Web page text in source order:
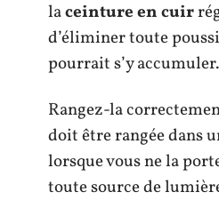
laceinture en cuir
d’éliminer toute
pourrait s’y accumuler.
Rangez-la
doit être rangée dans
lorsque vous ne la
toute source de